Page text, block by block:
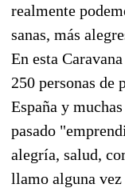
realmente
sanas, más
En esta
250 personas de
España y
pasado
alegría, salud,
llamo alguna vez